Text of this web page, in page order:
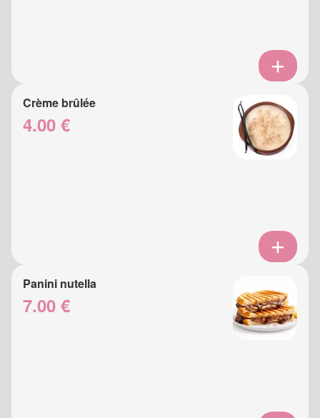
Crème brûlée
4.00 €
Panini nutella
7.00 €